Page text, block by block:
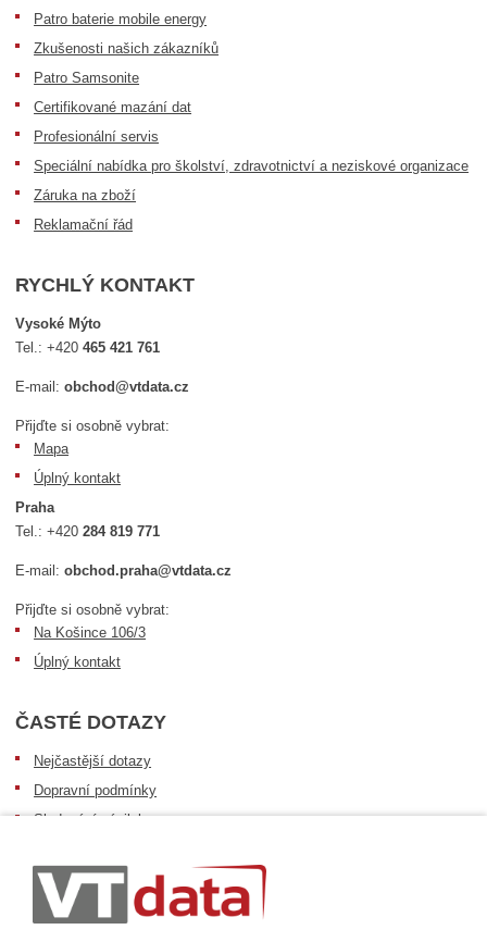
Patro baterie mobile energy
Zkušenosti našich zákazníků
Patro Samsonite
Certifikované mazání dat
Profesionální servis
Speciální nabídka pro školství, zdravotnictví a neziskové organizace
Záruka na zboží
Reklamační řád
RYCHLÝ KONTAKT
Vysoké Mýto
Tel.:+420465 421 761
E-mail:obchod@vtdata.cz
Přijďte si osobně vybrat:
Mapa
Úplný kontakt
Praha
Tel.:+420284 819 771
E-mail:obchod.praha@vtdata.cz
Přijďte si osobně vybrat:
Na Košince 106/3
Úplný kontakt
ČASTÉ DOTAZY
Nejčastější dotazy
Dopravní podmínky
Sledování zásilek
Informace k dostupnosti zboží
Obecné informace